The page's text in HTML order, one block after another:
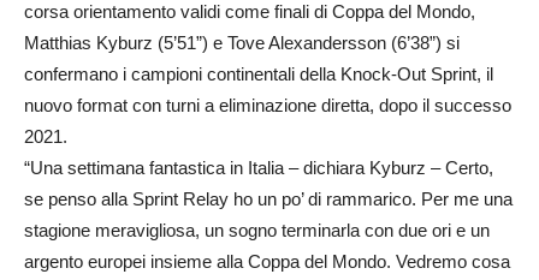
corsa orientamento validi come finali di Coppa del Mondo,
Matthias Kyburz (5’51”) e Tove Alexandersson (6’38”) si
confermano i campioni continentali della Knock-Out Sprint, il
nuovo format con turni a eliminazione diretta, dopo il successo
2021.
“Una settimana fantastica in Italia – dichiara Kyburz – Certo,
se penso alla Sprint Relay ho un po’ di rammarico. Per me una
stagione meravigliosa, un sogno terminarla con due ori e un
argento europei insieme alla Coppa del Mondo. Vedremo cosa